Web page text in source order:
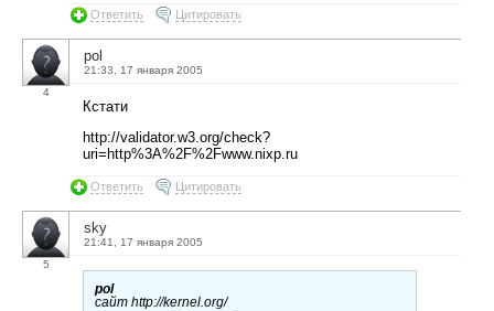
Ответить Цитировать
4
pol
21:33, 17 января 2005
Кстати
http://validator.w3.org/check?
uri=http%3A%2F%2Fwww.nixp.ru
Ответить Цитировать
5
sky
21:41, 17 января 2005
pol
сайт http://kernel.org/